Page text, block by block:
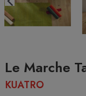
Le Marche
KUATRO